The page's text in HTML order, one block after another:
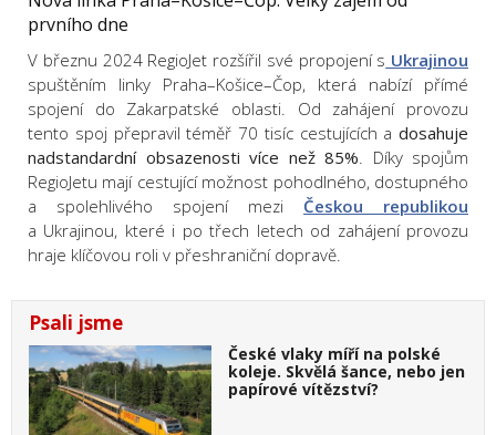
prvního dne
V březnu 2024 RegioJet rozšířil své propojení s Ukrajinou
spuštěním linky Praha–Košice–Čop, která nabízí přímé
spojení do Zakarpatské oblasti. Od zahájení provozu
tento spoj přepravil téměř 70 tisíc cestujících a dosahuje
nadstandardní obsazenosti více než 85%. Díky spojům
RegioJetu mají cestující možnost pohodlného, dostupného
a spolehlivého spojení mezi Českou republikou
a Ukrajinou, které i po třech letech od zahájení provozu
hraje klíčovou roli v přeshraniční dopravě.
Psali jsme
České vlaky míří na polské
koleje. Skvělá šance, nebo jen
papírové vítězství?